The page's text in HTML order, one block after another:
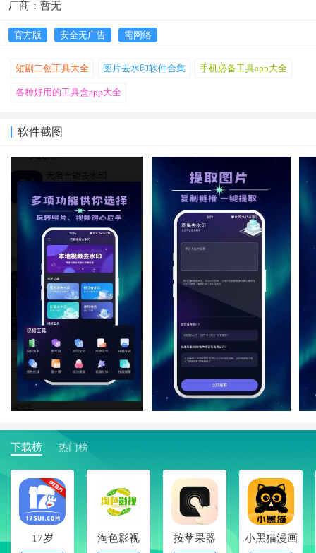
厂商：暂无
官方版 安全无广告 需网络
短剧二创工具大全 图片去水印软件合集 手机必备工具app大全
各种好用的工具盒app大全
软件截图
下载榜 热门榜
1
17岁
2
淘色影视
3
按苹果器
4
小黑猫漫画